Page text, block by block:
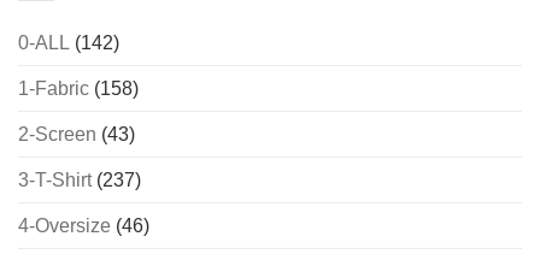
0-ALL (142)
1-Fabric (158)
2-Screen (43)
3-T-Shirt(237)
4-Oversize (46)